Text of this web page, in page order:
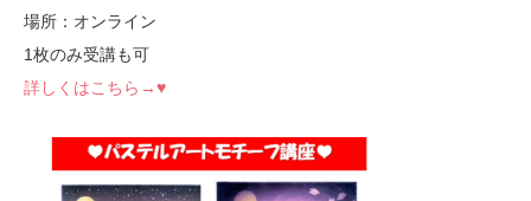
場所：オンライン
1枚のみ受講も可
詳しくはこちら→♥